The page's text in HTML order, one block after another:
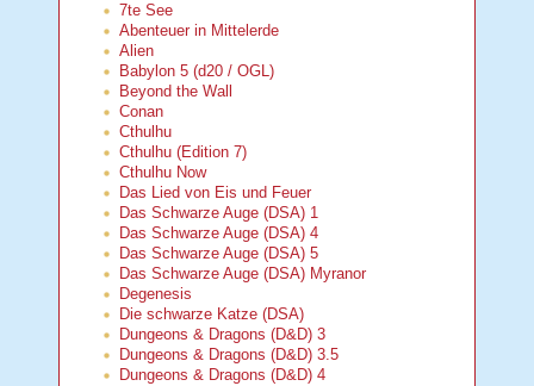
7te See
Abenteuer in Mittelerde
Alien
Babylon 5 (d20 / OGL)
Beyond the Wall
Conan
Cthulhu
Cthulhu (Edition 7)
Cthulhu Now
Das Lied von Eis und Feuer
Das Schwarze Auge (DSA) 1
Das Schwarze Auge (DSA) 4
Das Schwarze Auge (DSA) 5
Das Schwarze Auge (DSA) Myranor
Degenesis
Die schwarze Katze (DSA)
Dungeons & Dragons (D&D) 3
Dungeons & Dragons (D&D) 3.5
Dungeons & Dragons (D&D) 4